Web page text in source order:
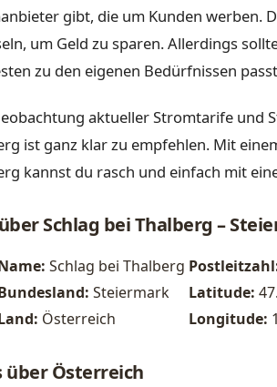
gibt, die um Kunden werben.
um Geld zu sparen. Allerdings
zu den eigenen Bedürfnissen
aktueller Stromtarife und
ist ganz klar zu empfehlen. Mit
kannst du rasch und einfach mit
Schlag bei Thalberg –
Schlag bei Thalberg
Steiermark Latitude:
Österreich Longitude:
über Österreich